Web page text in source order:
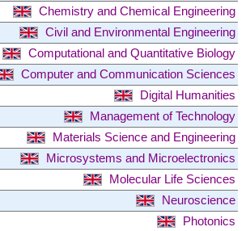
Chemistry and Chemical Engineering
Civil and Environmental Engineering
Computational and Quantitative Biology
Computer and Communication Sciences
Digital Humanities
Management of Technology
Materials Science and Engineering
Microsystems and Microelectronics
Molecular Life Sciences
Neuroscience
Photonics